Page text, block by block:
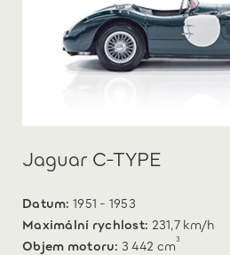
Jaguar C-TYPE
Datum: 1951 - 1953
Maximální rychlost: 231,7 km/h
Objem motoru: 3 442 cm3